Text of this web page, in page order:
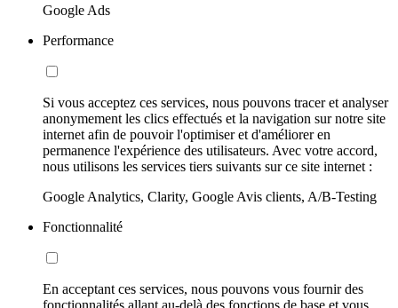
Google Ads
Performance
Si vous acceptez ces services, nous pouvons tracer et analyser
anonymement les clics effectués et la navigation sur notre site
internet afin de pouvoir l'optimiser et d'améliorer en
permanence l'expérience des utilisateurs. Avec votre accord,
nous utilisons les services tiers suivants sur ce site internet :
Google Analytics, Clarity, Google Avis clients, A/B-Testing
Fonctionnalité
En acceptant ces services, nous pouvons vous fournir des